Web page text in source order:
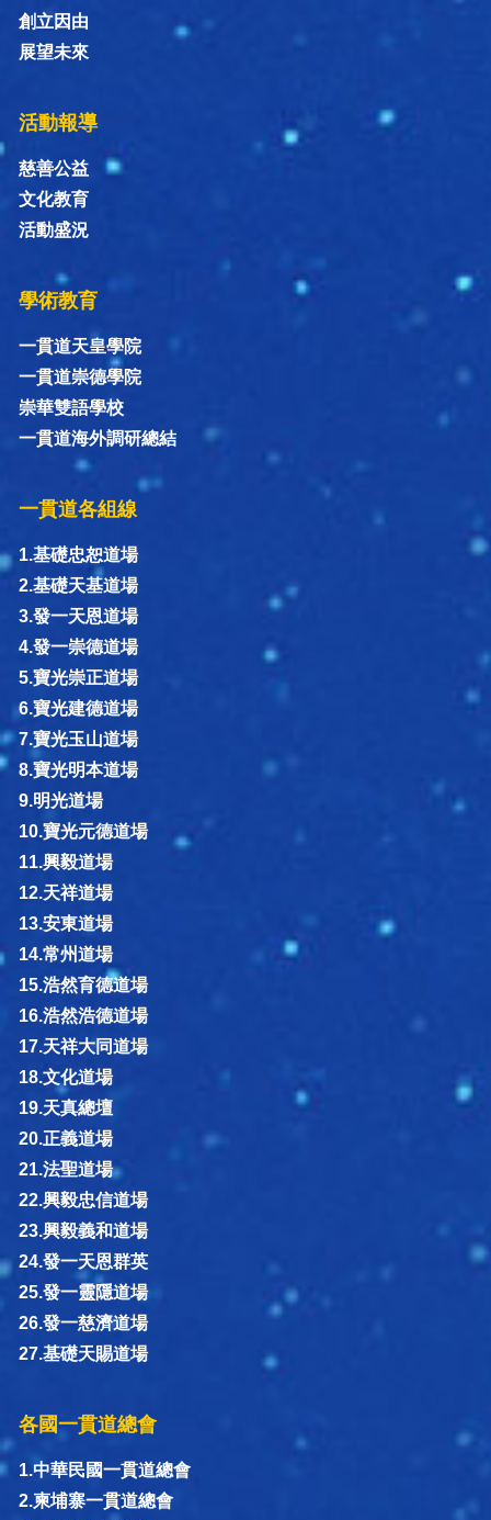
創立因由
展望未來
活動報導
慈善公益
文化教育
活動盛況
學術教育
一貫道天皇學院
一貫道崇德學院
崇華雙語學校
一貫道海外調研總結
一貫道各組線
1.基礎忠恕道場
2.基礎天基道場
3.發一天恩道場
4.發一崇德道場
5.寶光崇正道場
6.寶光建德道場
7.寶光玉山道場
8.寶光明本道場
9.明光道場
10.寶光元德道場
11.興毅道場
12.天祥道場
13.安東道場
14.常州道場
15.浩然育德道場
16.浩然浩德道場
17.天祥大同道場
18.文化道場
19.天真總壇
20.正義道場
21.法聖道場
22.興毅忠信道場
23.興毅義和道場
24.發一天恩群英
25.發一靈隱道場
26.發一慈濟道場
27.基礎天賜道場
各國一貫道總會
1.中華民國一貫道總會
2.柬埔寨一貫道總會